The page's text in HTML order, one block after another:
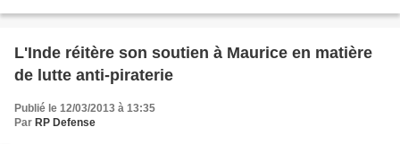
L'Inde réitère son soutien à Maurice en matière
de lutte anti-piraterie
Publié le 12/03/2013 à 13:35
Par RP Defense